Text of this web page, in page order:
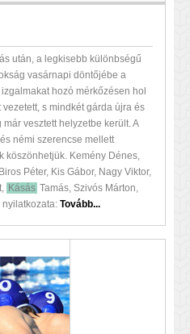
után, a legkisebb különbségű
vasárnapi döntőjébe a
hozó mérkőzésen hol
s mindkét gárda újra és
vesztett helyzetbe került. A
némi szerencse mellett
Kemény Dénes,
Péter, Kis Gábor, Nagy Viktor,
Kásás Tamás, Szivós Márton,
nyilatkozata: Tovább...